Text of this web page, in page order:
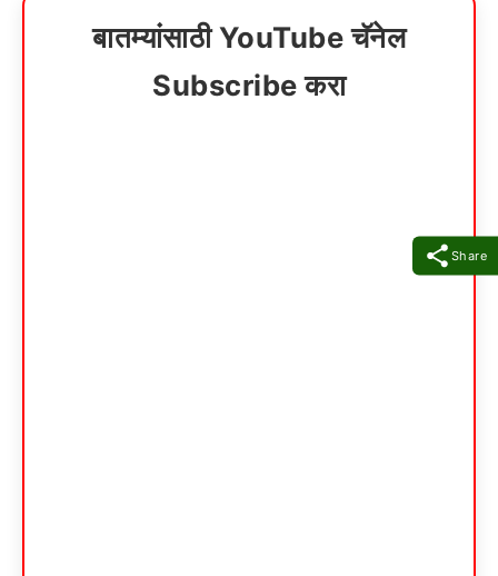
Share
बातम्यांसाठी YouTube चॅनेल
Subscribe करा